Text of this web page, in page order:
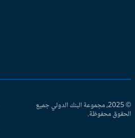
© 2025، مجموعة البنك الدولي جميع
محفوظة.